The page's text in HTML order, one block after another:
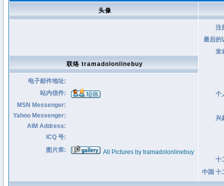
头像
注
最后的
发
个
兴
十
中国 十
联络 tramadolonlinebuy
电子邮件地址:
站内信件:
MSN Messenger:
Yahoo Messenger:
AIM Address:
ICQ 号:
图片库:
All Pictures by tramadolonlinebuy